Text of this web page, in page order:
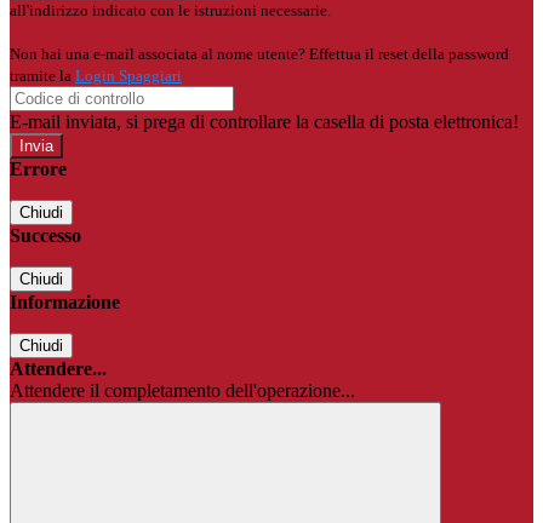
all'indirizzo indicato con le istruzioni necessarie.
Non hai una e-mail associata al nome utente? Effettua il reset della password
tramite la Login Spaggiari
E-mail inviata, si prega di controllare la casella di posta elettronica!
Errore
Chiudi
Successo
Chiudi
Informazione
Chiudi
Attendere...
Attendere il completamento dell'operazione...